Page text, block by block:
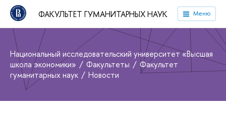
ФАКУЛЬТЕТ ГУМАНИТАРНЫХ НАУК Меню
Национальный исследовательский университет «Высшая
школа экономики»
Факультеты
Факультет
гуманитарных наук
Новости